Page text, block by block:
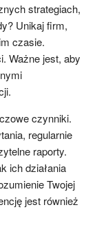
strategiach,
Unikaj firm,
czasie.
Ważne jest, aby
czynniki.
regularnie
raporty.
ich działania
Twojej
jest również